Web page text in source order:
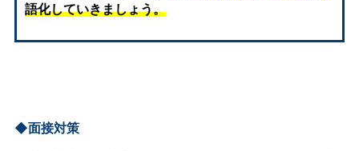
語化していきましょう。
◆面接対策